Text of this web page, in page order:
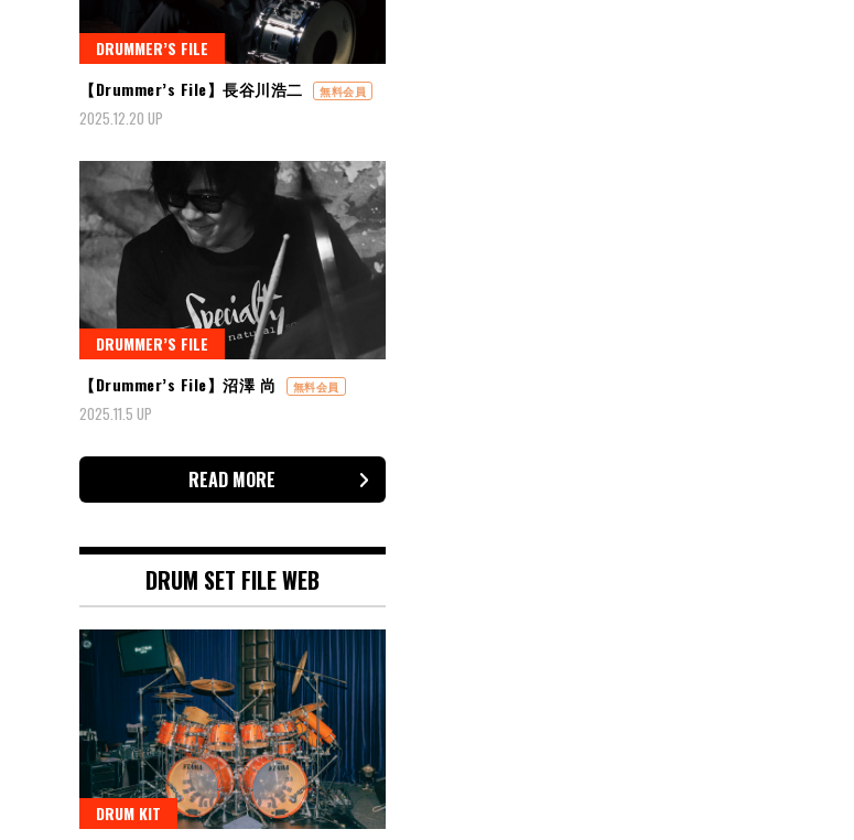
DRUMMER’S FILE
【Drummer’s File】長谷川浩二
無料会員
2025.12.20 UP
DRUMMER’S FILE
【Drummer’s File】沼澤 尚
無料会員
2025.11.5 UP
READ MORE
DRUM SET FILE WEB
DRUM KIT